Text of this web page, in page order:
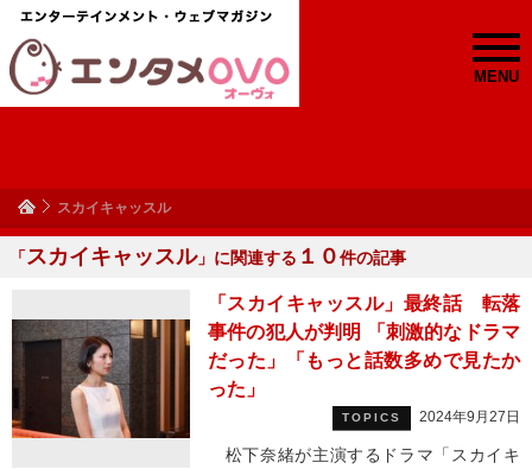
MENU
スカイキャッスル
「スカイキャッスル」に関連する １０件の記事
「スカイキャッスル」最終話 転落
事件の犯人が判明 「刺激的なドラマ
だった」「もっと話数多めで見たか
った」
TOPICS 2024年9月27日
松下奈緒が主演するドラマ「スカイキ